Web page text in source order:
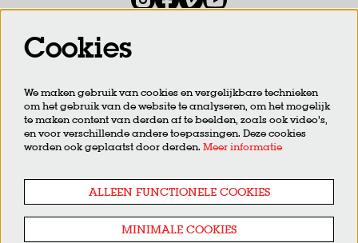
Meld je aan voor de nieuwsbrief
AANMELDEN
Cookies
We maken gebruik van cookies en vergelijkbare technieken
om het gebruik van de website te analyseren, om het mogelijk
te maken content van derden af te beelden, zoals ook video’s,
en voor verschillende andere toepassingen. Deze cookies
worden ook geplaatst door derden. Meer informatie
ALLEEN FUNCTIONELE COOKIES
MINIMALE COOKIES